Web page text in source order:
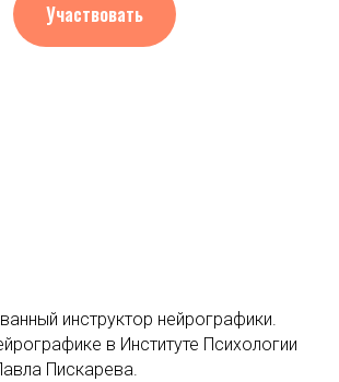
Участвовать
инструктор нейрографики.
в Институте Психологии
Пискарева.